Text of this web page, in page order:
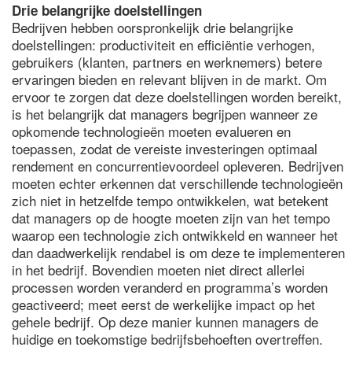
Drie belangrijke doelstellingen
Bedrijven hebben oorspronkelijk drie belangrijke
doelstellingen: productiviteit en efficiëntie verhogen,
gebruikers (klanten, partners en werknemers) betere
ervaringen bieden en relevant blijven in de markt. Om
ervoor te zorgen dat deze doelstellingen worden bereikt,
is het belangrijk dat managers begrijpen wanneer ze
opkomende technologieën moeten evalueren en
toepassen, zodat de vereiste investeringen optimaal
rendement en concurrentievoordeel opleveren. Bedrijven
moeten echter erkennen dat verschillende technologieën
zich niet in hetzelfde tempo ontwikkelen, wat betekent
dat managers op de hoogte moeten zijn van het tempo
waarop een technologie zich ontwikkeld en wanneer het
dan daadwerkelijk rendabel is om deze te implementeren
in het bedrijf. Bovendien moeten niet direct allerlei
processen worden veranderd en programma’s worden
geactiveerd; meet eerst de werkelijke impact op het
gehele bedrijf. Op deze manier kunnen managers de
huidige en toekomstige bedrijfsbehoeften overtreffen.